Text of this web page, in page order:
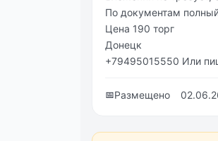
По документам
Цена 190 торг
Донецк
+79495015550 Или
📅Размещено